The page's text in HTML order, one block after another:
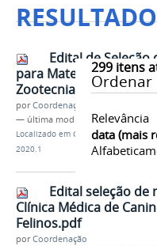
299itens
Ordenar
Relevância
data (mais
Edital de
para Matemática
Zootecnia.pdf
porCoordenação
— última modificação 09/09/2020
Localizado em Contents / …/Editais
2020.1
Edital seleção de
Clínica Médica de
Felinos.pdf
porCoordenação